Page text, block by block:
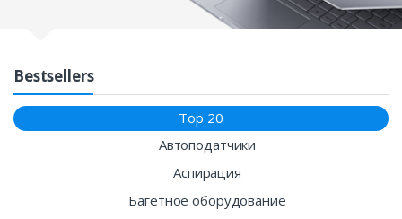
Bestsellers
Top 20
Автоподатчики
Аспирация
Багетное оборудование